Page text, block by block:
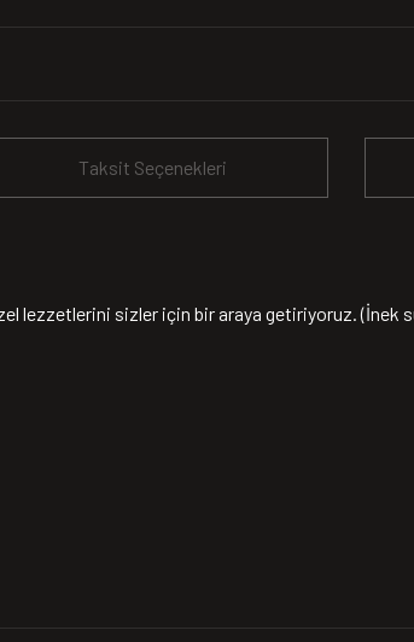
Taksit Seçenekleri
lezzetlerini sizler için bir araya getiriyoruz. (İnek